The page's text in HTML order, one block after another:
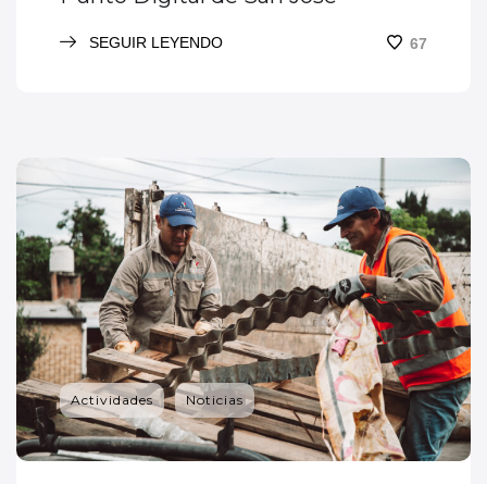
SEGUIR LEYENDO 67
Actividades Noticias